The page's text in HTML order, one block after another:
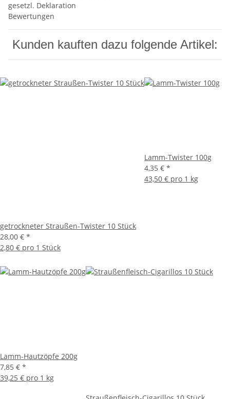
gesetzl. Deklaration
Bewertungen
Kunden kauften dazu folgende Artikel:
getrockneter Straußen-Twister 10 Stück
28,00 € *
2,80 € pro 1 Stück
Lamm-Twister 100g
4,35 € *
43,50 € pro 1 kg
Lamm-Hautzöpfe 200g
7,85 € *
39,25 € pro 1 kg